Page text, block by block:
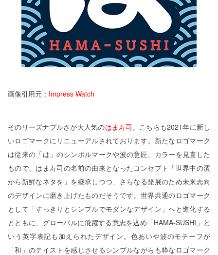
画像引用元： Impress Watch
そのリーズナブルさが大人気のはま寿司 。こちらも2021年に新し
いロゴマークにリニューアルされております。新たなロゴマーク
は従来の「は」のシンボルマークや波の意匠、カラーを見直した
もので、はま寿司の名前の由来となったコンセプト「世界中の濱
から新鮮なネタを」を継承しつつ、さらなる発展のため未来志向
のデザインに磨き上げたものだそうです。世界共通のロゴマーク
として「すっきりとシンプルでモダンなデザイン」へと進化する
とともに、グローバルに飛躍する意志を込め「HAMA-SUSHI」と
いう英字表記も加えられたデザイン。色あいや波のモチーフが
「和」のテイストを感じさせるシンプルながらも粋なロゴマーク